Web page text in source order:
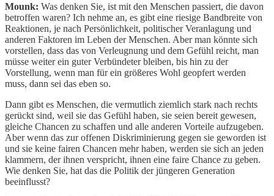
Mounk: Was denken Sie, ist mit den Menschen passiert, die davon
betroffen waren? Ich nehme an, es gibt eine riesige Bandbreite von
Reaktionen, je nach Persönlichkeit, politischer Veranlagung und
anderen Faktoren im Leben der Menschen. Aber man könnte sich
vorstellen, dass das von Verleugnung und dem Gefühl reicht, man
müsse weiter ein guter Verbündeter bleiben, bis hin zu der
Vorstellung, wenn man für ein größeres Wohl geopfert werden
muss, dann sei das eben so.
Dann gibt es Menschen, die vermutlich ziemlich stark nach rechts
gerückt sind, weil sie das Gefühl haben, sie seien bereit gewesen,
gleiche Chancen zu schaffen und alle anderen Vorteile aufzugeben.
Aber wenn das zur offenen Diskriminierung gegen sie geworden ist
und sie keine fairen Chancen mehr haben, werden sie sich an jeden
klammern, der ihnen verspricht, ihnen eine faire Chance zu geben.
Wie denken Sie, hat das die Politik der jüngeren Generation
beeinflusst?